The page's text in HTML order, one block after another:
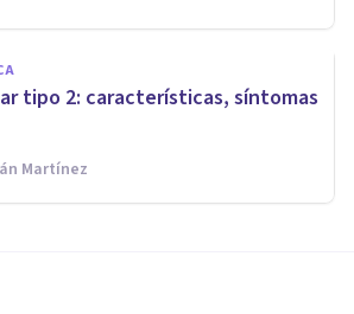
tipo 2: características, síntomas
Martínez